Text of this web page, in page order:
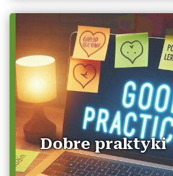
Dobre praktyki